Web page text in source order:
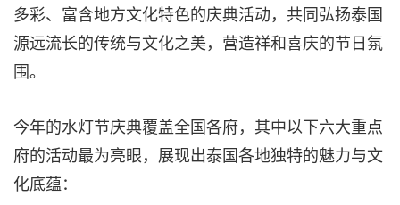
多彩、富含地方文化特色的庆典活动，共同弘扬泰国
源远流长的传统与文化之美，营造祥和喜庆的节日氛
围。
今年的水灯节庆典覆盖全国各府，其中以下六大重点
府的活动最为亮眼，展现出泰国各地独特的魅力与文
化底蕴：